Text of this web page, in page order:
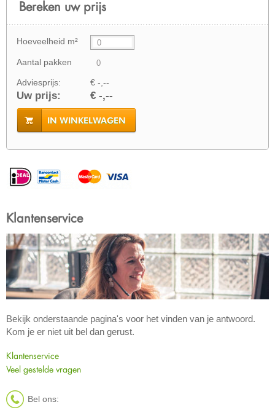
Bereken uw prijs
Hoeveelheid m²
Aantal pakken
Adviesprijs: € -,--
Uw prijs: € -,--
IN WINKELWAGEN
Klantenservice
Bekijk onderstaande pagina's voor het vinden van je antwoord.
Kom je er niet uit bel dan gerust.
Klantenservice
Veel gestelde vragen
Bel ons: